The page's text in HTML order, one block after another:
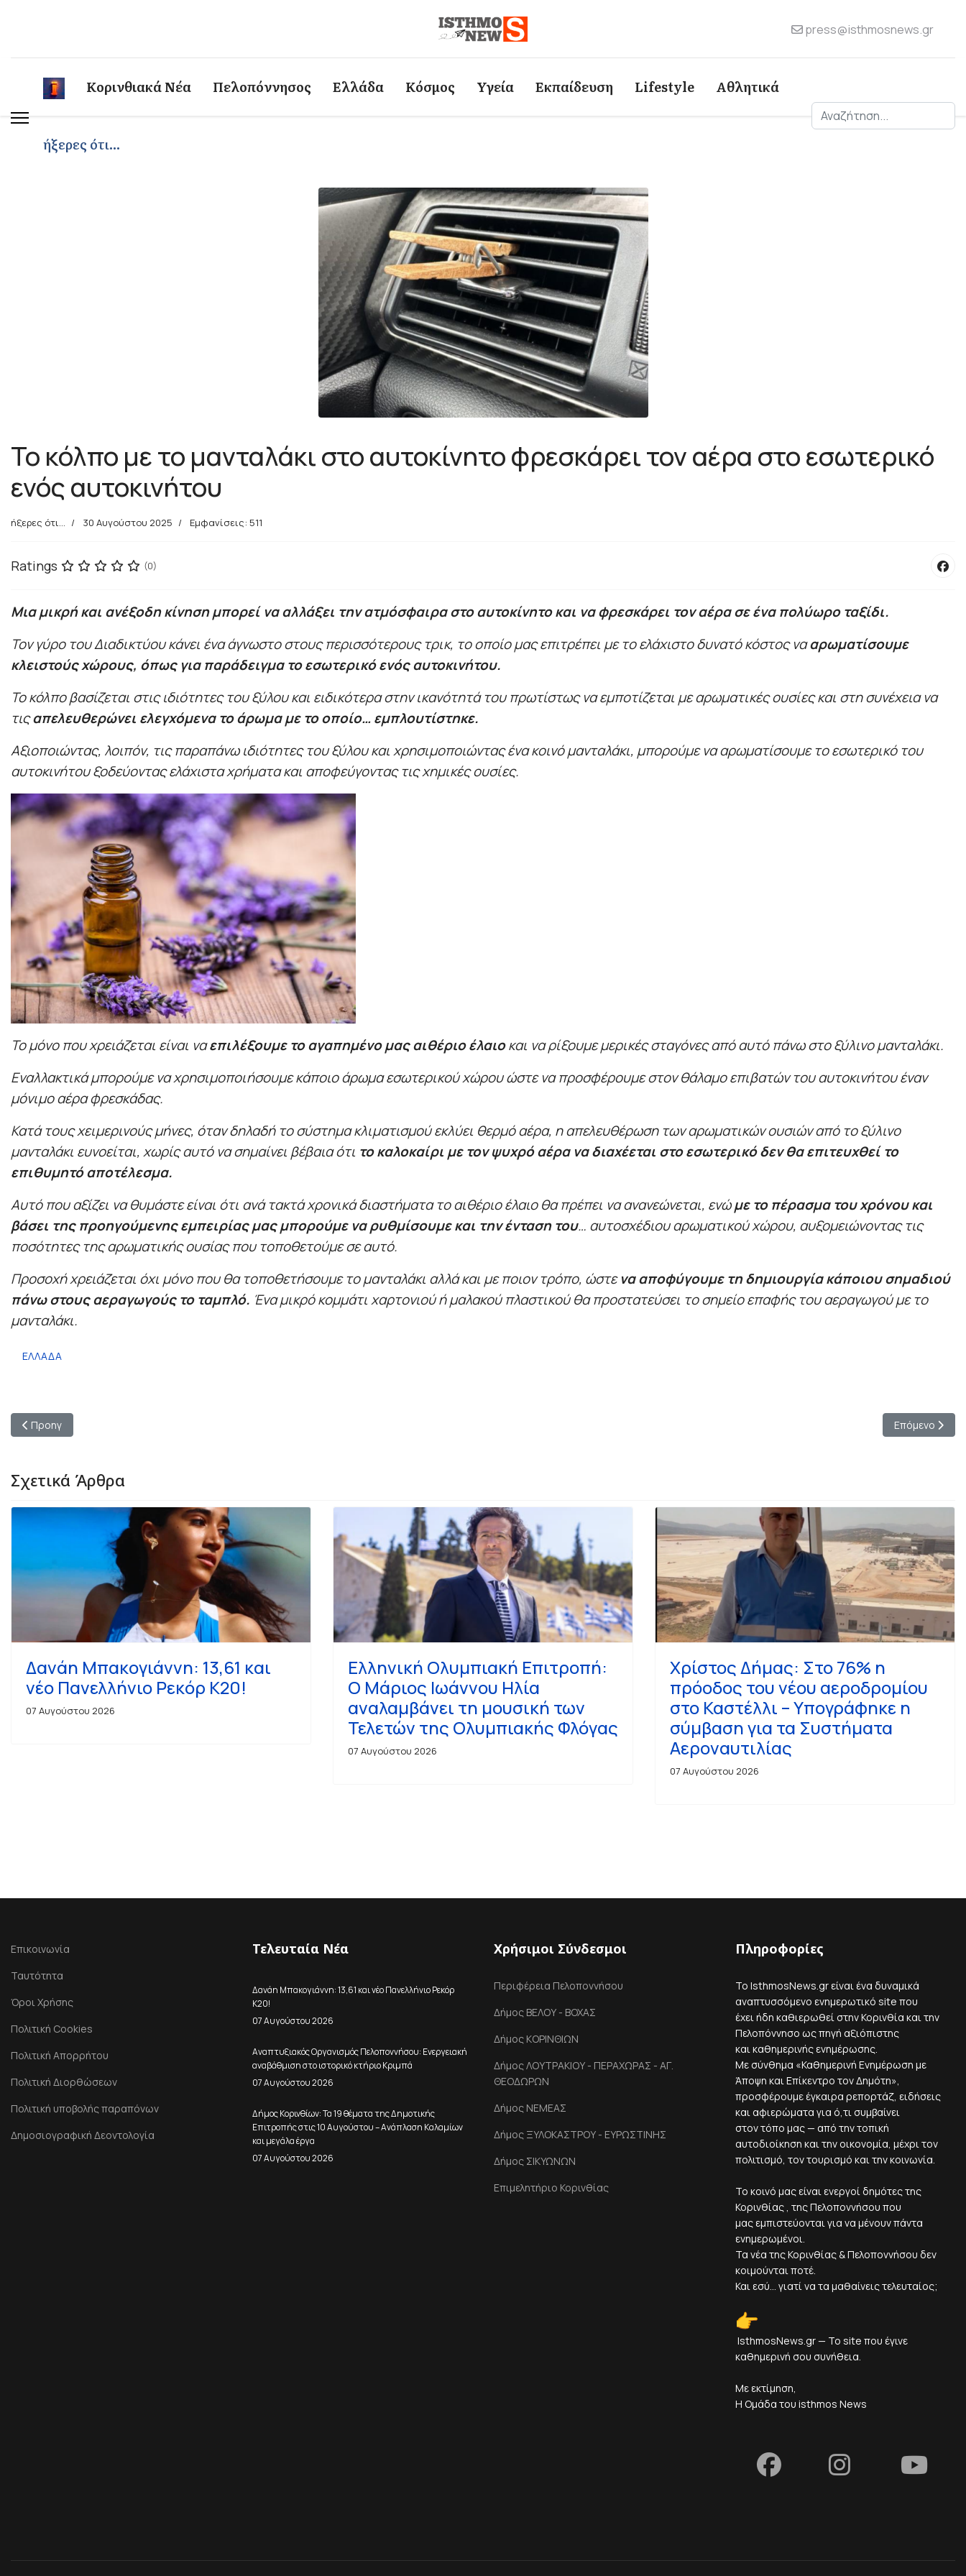
press@isthmosnews.gr
Κορινθιακά Νέα Πελοπόννησος Ελλάδα Κόσμος Υγεία Εκπαίδευση Lifestyle Αθλητικά
ήξερες ότι...
Αναζήτηση
Το κόλπο με το μανταλάκι στο αυτοκίνητο φρεσκάρει τον αέρα στο εσωτερικό
ενός αυτοκινήτου
ήξερες ότι... 30 Αυγούστου 2025 Εμφανίσεις: 511
Ratings (0)
Μια μικρή και ανέξοδη κίνηση μπορεί να αλλάξει την ατμόσφαιρα στο αυτοκίνητο και να φρεσκάρει τον αέρα σε ένα πολύωρο ταξίδι.
Τον γύρο του Διαδικτύου κάνει ένα άγνωστο στους περισσότερους τρικ, το οποίο μας επιτρέπει με το ελάχιστο δυνατό κόστος νααρωματίσουμε
κλειστούς χώρους, όπως για παράδειγμα το εσωτερικό ενός αυτοκινήτου.
Το κόλπο βασίζεται στις ιδιότητες του ξύλου και ειδικότερα στην ικανότητά του πρωτίστως να εμποτίζεται με αρωματικές ουσίες και στη συνέχεια να
τιςαπελευθερώνει ελεγχόμενα το άρωμα με το οποίο… εμπλουτίστηκε.
Αξιοποιώντας, λοιπόν, τις παραπάνω ιδιότητες του ξύλου και χρησιμοποιώντας ένα κοινό μανταλάκι, μπορούμε να αρωματίσουμε το εσωτερικό του
αυτοκινήτου ξοδεύοντας ελάχιστα χρήματα και αποφεύγοντας τις χημικές ουσίες.
Το μόνο που χρειάζεται είναι ναεπιλέξουμε το αγαπημένο μας αιθέριο έλαιοκαι να ρίξουμε μερικές σταγόνες από αυτό πάνω στο ξύλινο μανταλάκι.
Εναλλακτικά μπορούμε να χρησιμοποιήσουμε κάποιο άρωμα εσωτερικού χώρου ώστε να προσφέρουμε στον θάλαμο επιβατών του αυτοκινήτου έναν
μόνιμο αέρα φρεσκάδας.
Κατά τους χειμερινούς μήνες, όταν δηλαδή το σύστημα κλιματισμού εκλύει θερμό αέρα, η απελευθέρωση των αρωματικών ουσιών από το ξύλινο
μανταλάκι ευνοείται, χωρίς αυτό να σημαίνει βέβαια ότι το καλοκαίρι με τον ψυχρό αέρα να διαχέεται στο εσωτερικό δεν θα επιτευχθεί το
επιθυμητό αποτέλεσμα.
Αυτό που αξίζει να θυμάστε είναι ότι ανά τακτά χρονικά διαστήματα το αιθέριο έλαιο θα πρέπει να ανανεώνεται, ενώμε το πέρασμα του χρόνου και
βάσει της προηγούμενης εμπειρίας μας μπορούμε να ρυθμίσουμε και την ένταση του… αυτοσχέδιου αρωματικού χώρου, αυξομειώνοντας τις
ποσότητες της αρωματικής ουσίας που τοποθετούμε σε αυτό.
Προσοχή χρειάζεται όχι μόνο που θα τοποθετήσουμε το μανταλάκι αλλά και με ποιον τρόπο, ώστενα αποφύγουμε τη δημιουργία κάποιου σημαδιού
πάνω στους αεραγωγούς το ταμπλό. Ένα μικρό κομμάτι χαρτονιού ή μαλακού πλαστικού θα προστατεύσει το σημείο επαφής του αεραγωγού με το
μανταλάκι.
ΕΛΛΑΔΑ
Προηγούμενο άρθρο: Γιατί να συνεχίσεις το κολύμπι και τον χειμώνα: Το μυστικό της υγείας
Προηγ Επόμενο
Επόμενο
Σχετικά Άρθρα
Δανάη Μπακογιάννη: 13,61 και
νέο Πανελλήνιο Ρεκόρ Κ20!
07 Αυγούστου 2026
Ελληνική Ολυμπιακή Επιτροπή:
Ο Μάριος Ιωάννου Ηλία
αναλαμβάνει τη μουσική των
Τελετών της Ολυμπιακής Φλόγας
07 Αυγούστου 2026
Χρίστος Δήμας: Στο 76% η
πρόοδος του νέου αεροδρομίου
στο Καστέλλι – Υπογράφηκε η
σύμβαση για τα Συστήματα
Αεροναυτιλίας
07 Αυγούστου 2026
Επικοινωνία
Ταυτότητα
Όροι Χρήσης
Πολιτική Cookies
Πολιτική Απορρήτου
Πολιτική Διορθώσεων
Πολιτική υποβολής παραπόνων
Δημοσιογραφική Δεοντολογία
Τελευταία Νέα
Δανάη Μπακογιάννη: 13,61 και νέο Πανελλήνιο Ρεκόρ
Κ20!
07 Αυγούστου 2026
Αναπτυξιακός Οργανισμός Πελοποννήσου: Ενεργειακή
αναβάθμιση στο ιστορικό κτήριο Κριμπά
07 Αυγούστου 2026
Δήμος Κορινθίων: Τα 19 θέματα της Δημοτικής
Επιτροπής στις 10 Αυγούστου – Ανάπλαση Καλαμίων
και μεγάλα έργα
07 Αυγούστου 2026
Χρήσιμοι Σύνδεσμοι
Περιφέρεια Πελοποννήσου
Δήμος ΒΕΛΟΥ - ΒΟΧΑΣ
Δήμος ΚΟΡΙΝΘΙΩΝ
Δήμος ΛΟΥΤΡΑΚΙΟΥ - ΠΕΡΑΧΩΡΑΣ - ΑΓ.
ΘΕΟΔΩΡΩΝ
Δήμος ΝΕΜΕΑΣ
Δήμος ΞΥΛΟΚΑΣΤΡΟΥ - ΕΥΡΩΣΤΙΝΗΣ
Δήμος ΣΙΚΥΩΝΩΝ
Επιμελητήριο Κορινθίας
Πληροφορίες
Το IsthmosNews.gr είναι ένα δυναμικά
αναπτυσσόμενο ενημερωτικό site που
έχει ήδη καθιερωθεί στην Κορινθία και την
Πελοπόννησο ως πηγή αξιόπιστης
και καθημερινής ενημέρωσης.
Με σύνθημα «Καθημερινή Ενημέρωση με
Άποψη και Επίκεντρο τον Δημότη»,
προσφέρουμε έγκαιρα ρεπορτάζ, ειδήσεις
και αφιερώματα για ό,τι συμβαίνει
στον τόπο μας — από την τοπική
αυτοδιοίκηση και την οικονομία, μέχρι τον
πολιτισμό, τον τουρισμό και την κοινωνία.
Το κοινό μας είναι ενεργοί δημότες της
Κορινθίας , της Πελοποννήσου που
μας εμπιστεύονται για να μένουν πάντα
ενημερωμένοι.
Τα νέα της Κορινθίας & Πελοποννήσου δεν
κοιμούνται ποτέ.
Και εσύ... γιατί να τα μαθαίνεις τελευταίος;
IsthmosNews.gr — Το site που έγινε
καθημερινή σου συνήθεια.
Με εκτίμηση,
Η Ομάδα του isthmos News